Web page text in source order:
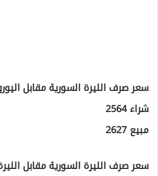
سعر صرف الليرة السورية مقابل
شراء 2564
مبيع 2627
سعر صرف الليرة السورية مقابل